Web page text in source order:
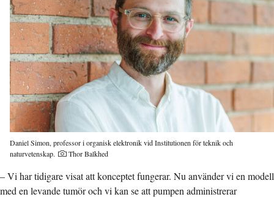
Daniel Simon, professor i organisk elektronik vid Institutionen för teknik och
naturvetenskap.
Fotograf:
Thor Balkhed
– Vi har tidigare visat att konceptet fungerar. Nu använder vi en modell
med en levande tumör och vi kan se att pumpen administrerar